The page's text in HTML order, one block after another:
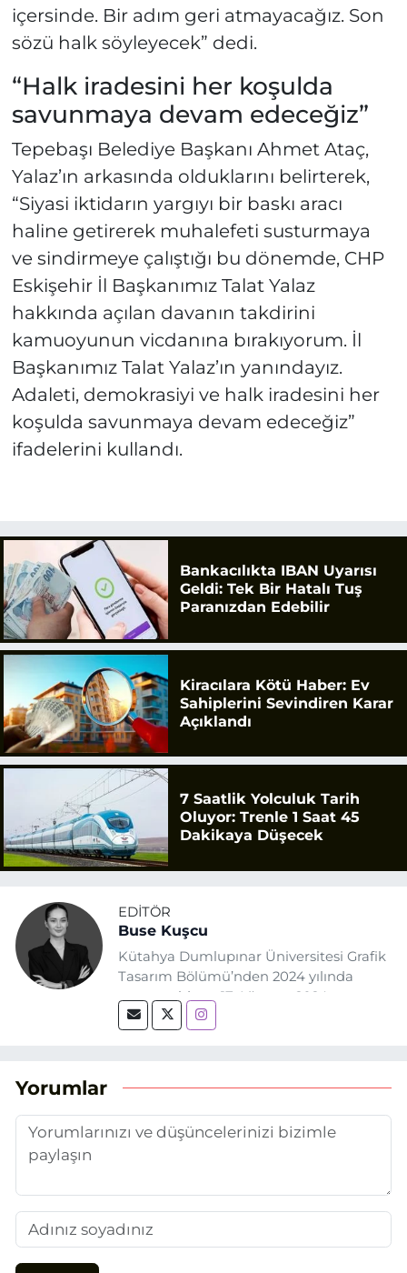
içersinde. Bir adım geri atmayacağız. Son
sözü halk söyleyecek” dedi.
“Halk iradesini her koşulda
savunmaya devam edeceğiz”
Tepebaşı Belediye Başkanı Ahmet Ataç,
Yalaz’ın arkasında olduklarını belirterek,
“Siyasi iktidarın yargıyı bir baskı aracı
haline getirerek muhalefeti susturmaya
ve sindirmeye çalıştığı bu dönemde, CHP
Eskişehir İl Başkanımız Talat Yalaz
hakkında açılan davanın takdirini
kamuoyunun vicdanına bırakıyorum. İl
Başkanımız Talat Yalaz’ın yanındayız.
Adaleti, demokrasiyi ve halk iradesini her
koşulda savunmaya devam edeceğiz”
ifadelerini kullandı.
Bankacılıkta IBAN Uyarısı
Geldi: Tek Bir Hatalı Tuş
Paranızdan Edebilir
Kiracılara Kötü Haber: Ev
Sahiplerini Sevindiren Karar
Açıklandı
7 Saatlik Yolculuk Tarih
Oluyor: Trenle 1 Saat 45
Dakikaya Düşecek
EDITÖR
Buse Kuşcu
Kütahya Dumlupınar Üniversitesi Grafik
Tasarım Bölümü’nden 2024 yılında
mezun oldum. 17 Ağustos 2024
tarihinde, Grafik Tasarım alanında staj
adım attım.
Yorumlar